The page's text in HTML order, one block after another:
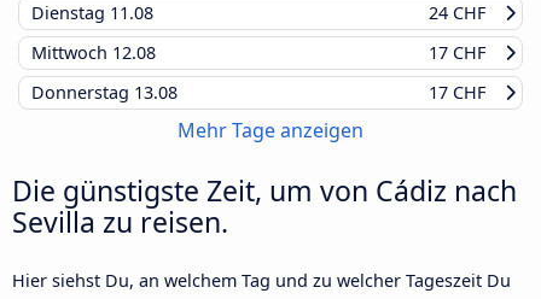
Dienstag 11.08
24 CHF
Mittwoch 12.08
17 CHF
Donnerstag 13.08 17 CHF
Mehr Tage anzeigen
Die günstigste Zeit, um von Cádiz nach
Sevilla zu reisen.
Hier siehst Du, an welchem Tag und zu welcher Tageszeit Du